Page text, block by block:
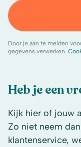
Heb je een
Kijk hier of jouw
Zo niet neem
klantenservice,
Door je aan te melden
gegevens verwerken.